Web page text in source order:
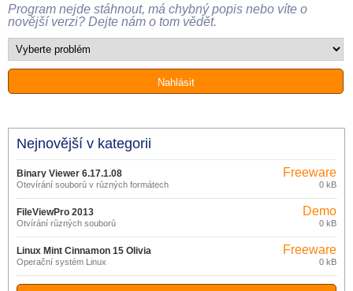
Program nejde stáhnout, má chybný popis nebo víte o
novější verzi? Dejte nám o tom vědět.
Nejnovější v kategorii
Binary Viewer 6.17.1.08
Otevírání souborů v různých formátech
Freeware
0 kB
FileViewPro 2013
Otvírání různých souborů
Demo
0 kB
Linux Mint Cinnamon 15 Olivia
Operační systém Linux
Freeware
0 kB